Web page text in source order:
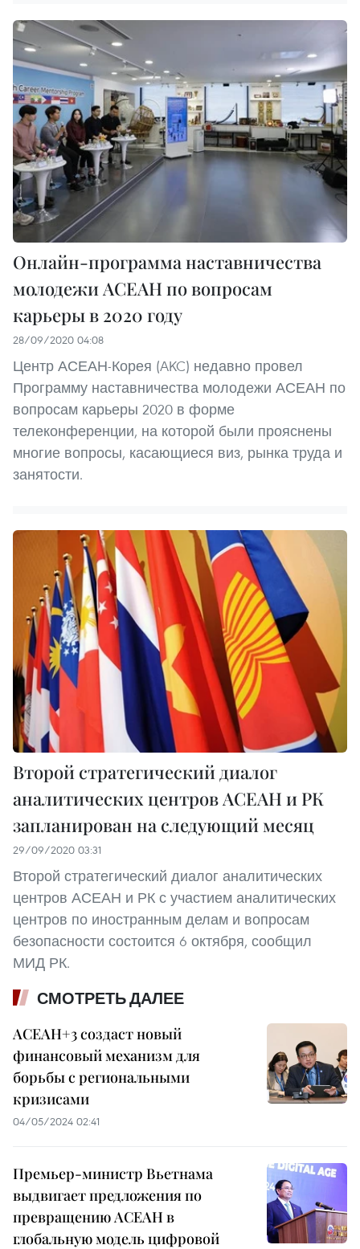
Онлайн-программа наставничества
молодежи АСЕАН по вопросам
карьеры в 2020 году
28/09/2020 04:08
Центр АСЕАН-Корея (AKC) недавно провел
Программу наставничества молодежи АСЕАН по
вопросам карьеры 2020 в форме
телеконференции, на которой были прояснены
многие вопросы, касающиеся виз, рынка труда и
занятости.
Второй стратегический диалог
аналитических центров АСЕАН и РК
запланирован на следующий месяц
29/09/2020 03:31
Второй стратегический диалог аналитических
центров АСЕАН и РК с участием аналитических
центров по иностранным делам и вопросам
безопасности состоится 6 октября, сообщил
МИД РК.
СМОТРЕТЬ ДАЛЕЕ
АСЕАН+3 создаст новый
финансовый механизм для
борьбы с региональными
кризисами
04/05/2024 02:41
Премьер-министр Вьетнама
выдвигает предложения по
превращению АСЕАН в
глобальную модель цифровой